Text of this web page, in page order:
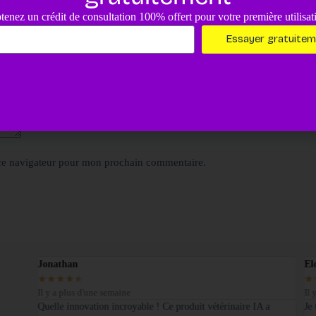
navigateur pour mon prochain commentaire.
Jonathan
★ ★ ★ ★ ★
Il y a plus d'une semaine
Quelle innovation incroyable ! Ce produit vétérinaire IA a
★
Il
Je
un crédit de consultation 100% offert pour votre première
Essayer